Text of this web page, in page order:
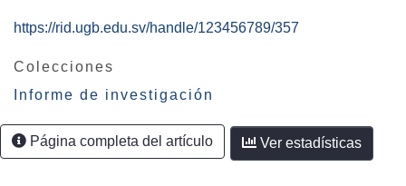
https://rid.ugb.edu.sv/handle/123456789/357
Colecciones
Informe de investigación
Página completa del artículo Ver estadísticas